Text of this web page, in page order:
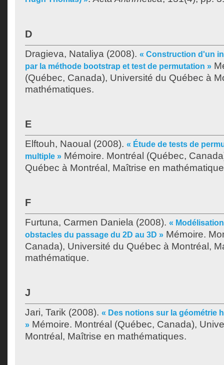
D
Dragieva, Nataliya (2008). « Construction d'un
par la méthode bootstrap et test de permutation »
(Québec, Canada), Université du Québec à
mathématiques.
E
Elftouh, Naoual (2008). « Étude de tests de
multiple » Mémoire. Montréal (Québec,
Québec à Montréal, Maîtrise en
F
Furtuna, Carmen Daniela (2008). «
obstacles du passage du 2D au 3D » Mémoire.
Canada), Université du Québec à Montréal,
mathématique.
J
Jari, Tarik (2008). « Des notions sur la géométrie
» Mémoire. Montréal (Québec, Canada),
Montréal, Maîtrise en mathématiques.